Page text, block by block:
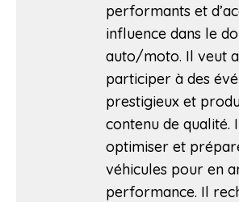
performants et
influence dans le
auto/moto. Il veut
participer à des
prestigieux et
contenu de qualité.
optimiser et
véhicules pour en
performance. Il